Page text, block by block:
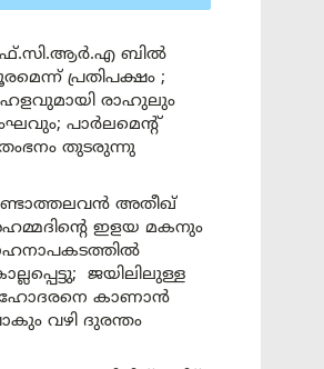
ബിൽ
പ്രതിപക്ഷം ;
രാഹുലും
പാർലമെന്റ്
തുടരുന്നു
അതീഖ്
ഇളയ മകനും
ജയിലിലുള്ള
കാണാൻ
വഴി ദുരന്തം